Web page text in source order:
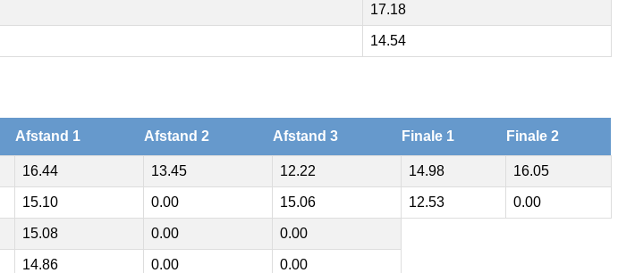
17.18
14.54
Afstand 1 Afstand 2 Afstand 3 Finale 1 Finale 2
16.44 13.45 12.22 14.98 16.05
15.10 0.00 15.06 12.53 0.00
15.08 0.00 0.00
14.86 0.00 0.00